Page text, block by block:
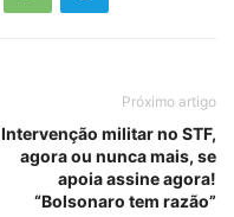
Próximo artigo
Intervenção militar no STF,
agora ou nunca mais, se
apoia assine agora!
“Bolsonaro tem razão”